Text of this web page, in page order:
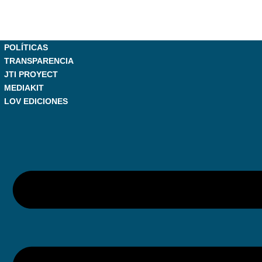
POLÍTICAS
TRANSPARENCIA
JTI PROYECT
MEDIAKIT
LOV EDICIONES